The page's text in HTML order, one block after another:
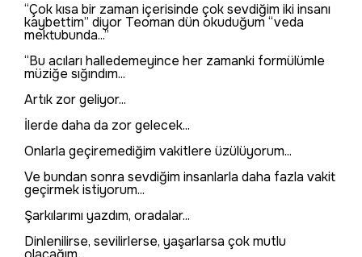
“Çok kısa bir zaman içerisinde çok sevdiğim iki insanı
kaybettim” diyor Teoman dün okuduğum “veda
mektubunda...”
“Bu acıları halledemeyince her zamanki formülümle
müziğe sığındım...
Artık zor geliyor...
İlerde daha da zor gelecek...
Onlarla geçiremediğim vakitlere üzülüyorum...
Ve bundan sonra sevdiğim insanlarla daha fazla vakit
geçirmek istiyorum...
Şarkılarımı yazdım, oradalar...
Dinlenilirse, sevilirlerse, yaşarlarsa çok mutlu